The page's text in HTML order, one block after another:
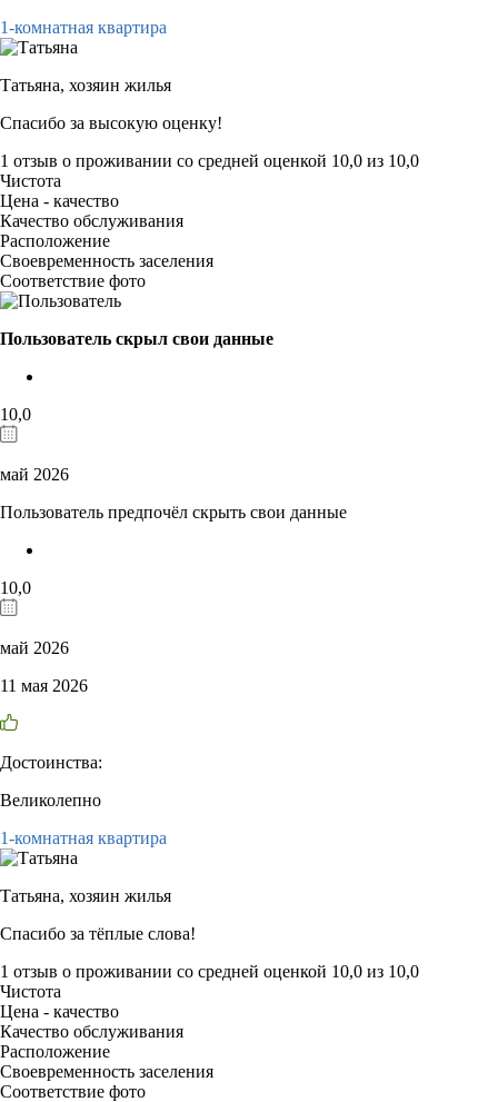
1-комнатная квартира
Татьяна, хозяин жилья
Спасибо за высокую оценку!
1 отзыв о проживании со средней оценкой 10,0 из 10,0
Чистота
Цена - качество
Качество обслуживания
Расположение
Своевременность заселения
Соответствие фото
Пользователь скрыл свои данные
10,0
май 2026
Пользователь предпочёл скрыть свои данные
10,0
май 2026
11 мая 2026
Достоинства:
Великолепно
1-комнатная квартира
Татьяна, хозяин жилья
Спасибо за тёплые слова!
1 отзыв о проживании со средней оценкой 10,0 из 10,0
Чистота
Цена - качество
Качество обслуживания
Расположение
Своевременность заселения
Соответствие фото